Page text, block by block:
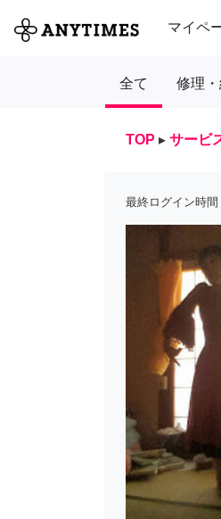
マイペ
全て 修理
TOP ▸ サービ
最終ログイン時間